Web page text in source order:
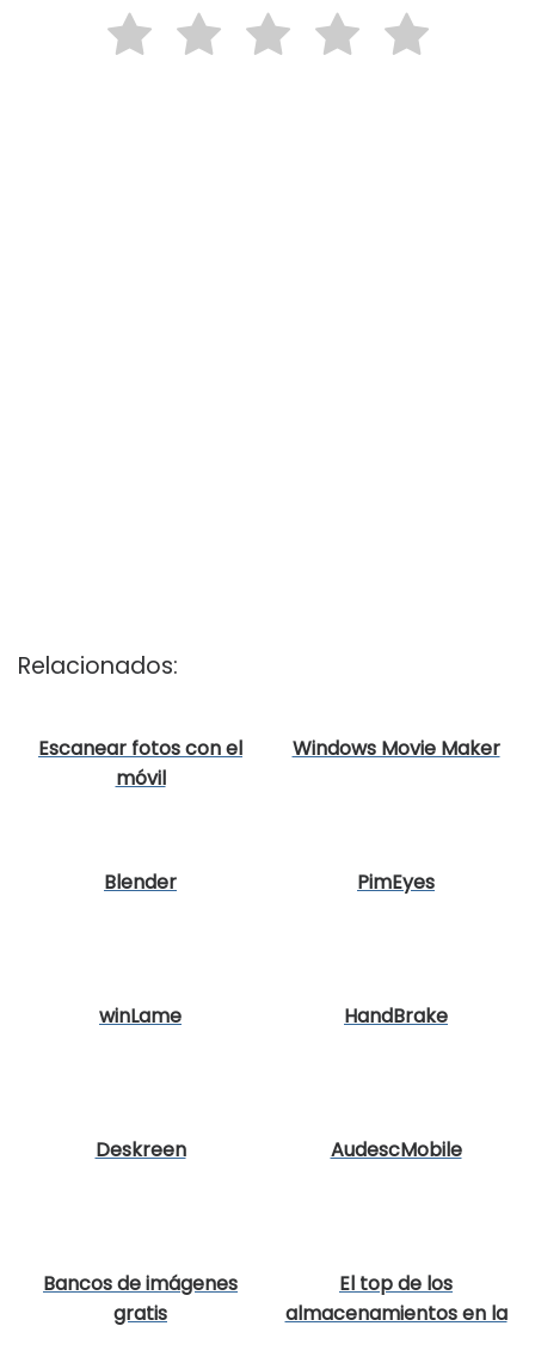
Relacionados:
Escanear fotos con el
móvil
Windows Movie Maker
Blender PimEyes
winLame HandBrake
Deskreen AudescMobile
Bancos de imágenes
gratis
El top de los
almacenamientos en la